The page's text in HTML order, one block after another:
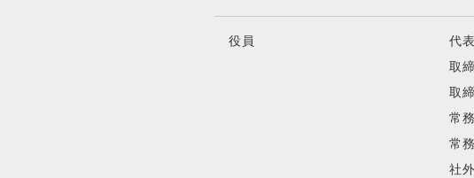
役員 代
取
取
常
常
社